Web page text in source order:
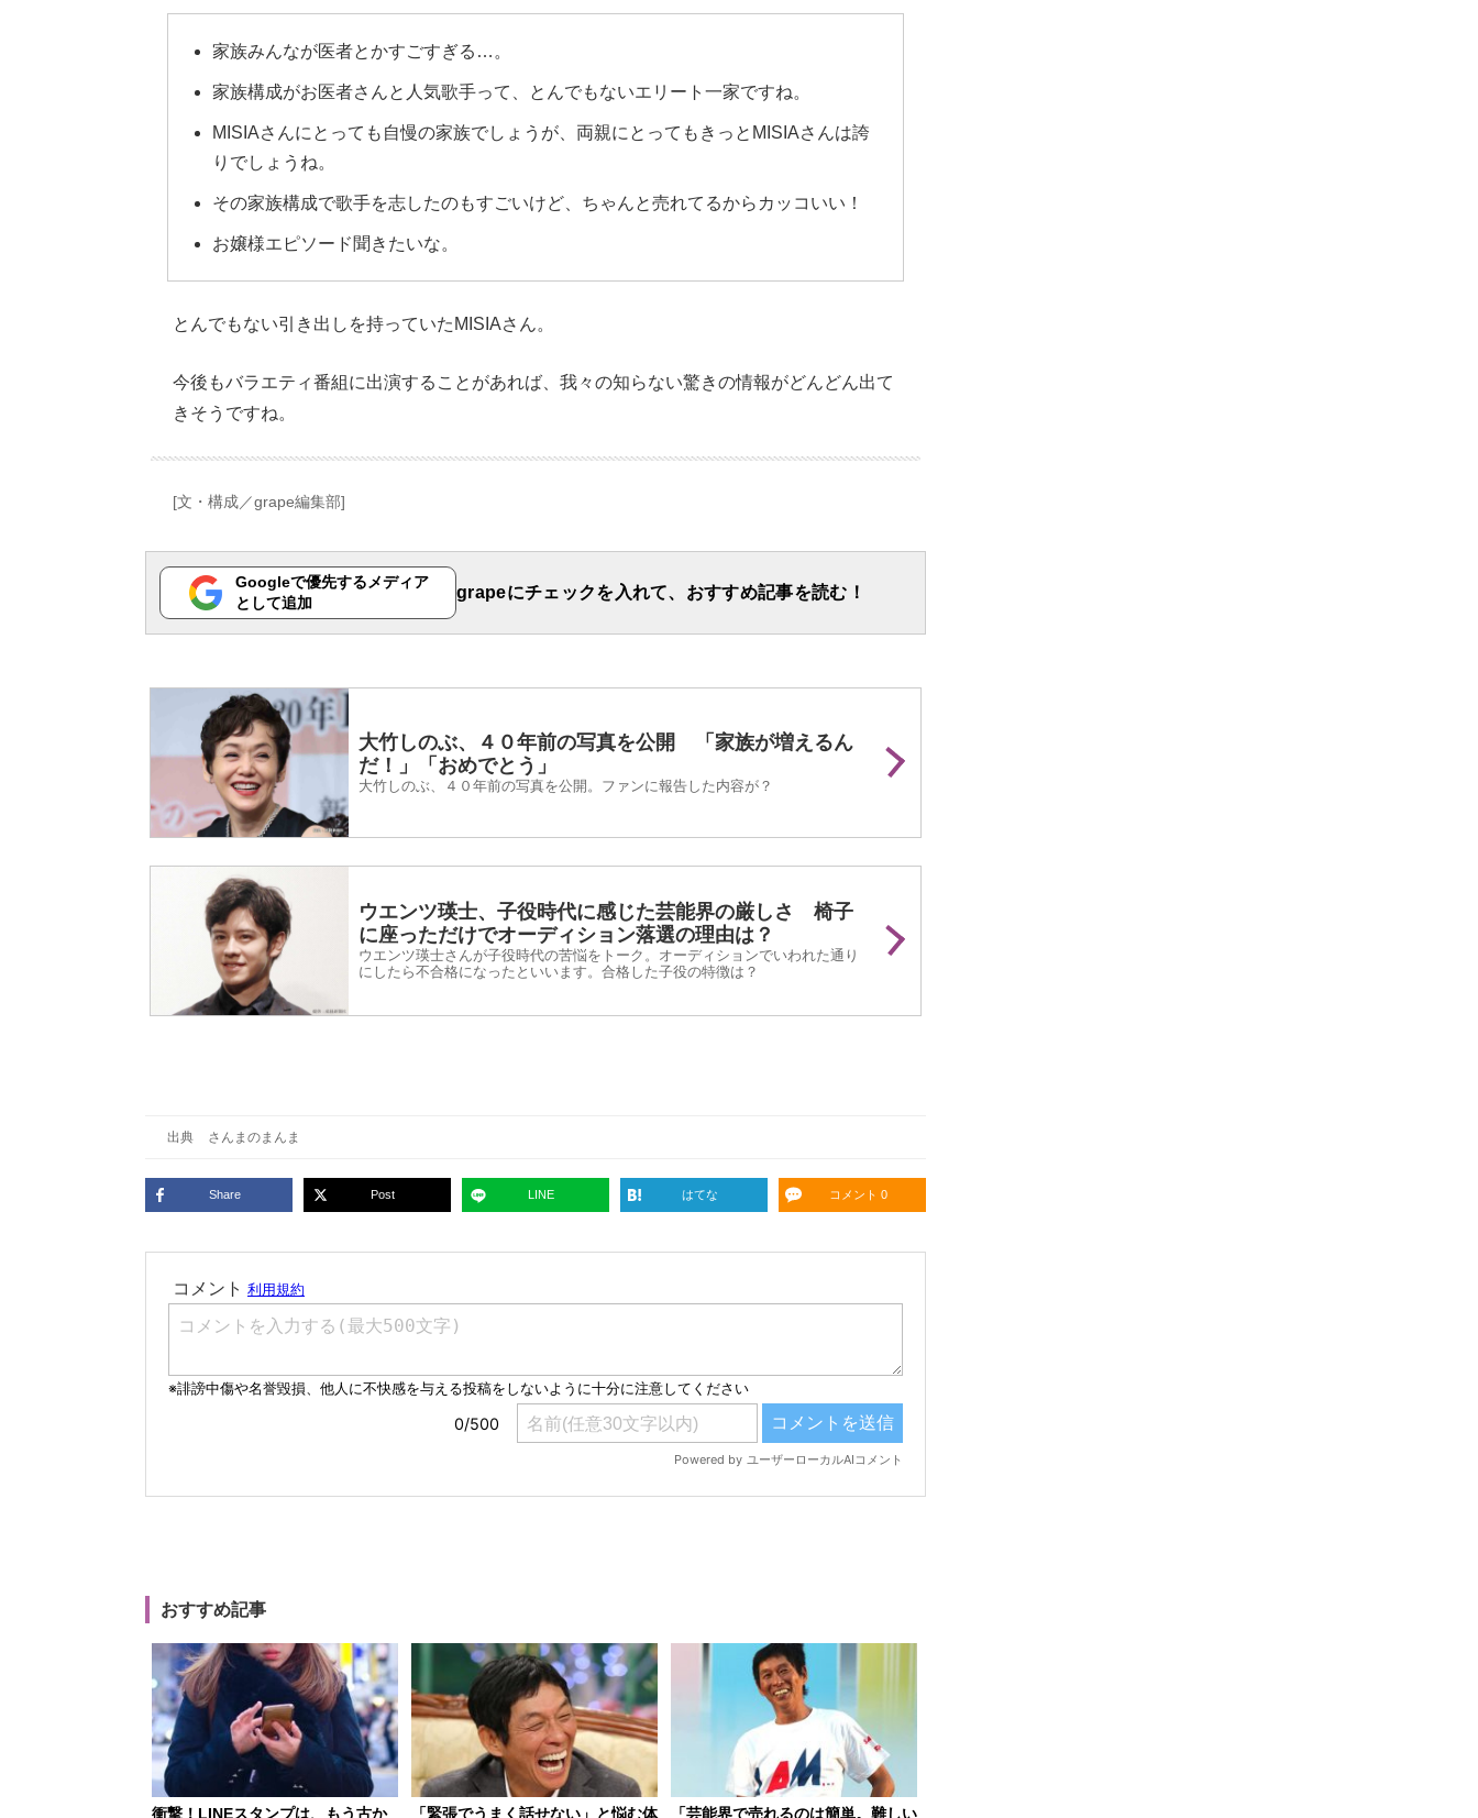
家族みんなが医者とかすごすぎる…。
家族構成がお医者さんと人気歌手って、とんでもないエリート一家ですね。
MISIAさんにとっても自慢の家族でしょうが、両親にとってもきっとMISIAさんは誇
りでしょうね。
その家族構成で歌手を志したのもすごいけど、ちゃんと売れてるからカッコいい！
お嬢様エピソード聞きたいな。
とんでもない引き出しを持っていたMISIAさん。
今後もバラエティ番組に出演することがあれば、我々の知らない驚きの情報がどんどん出て
きそうですね。
[文・構成／grape編集部]
Googleで優先するメディア
として追加
grapeにチェックを入れて、おすすめ記事を読む！
大竹しのぶ、４０年前の写真を公開 「家族が増えるん
だ！」「おめでとう」
大竹しのぶ、４０年前の写真を公開。ファンに報告した内容が？
ウエンツ瑛士、子役時代に感じた芸能界の厳しさ 椅子
に座っただけでオーディション落選の理由は？
ウエンツ瑛士さんが子役時代の苦悩をトーク。オーディションでいわれた通り
にしたら不合格になったといいます。合格した子役の特徴は？
出典 さんまのまんま
Share Post LINE はてな コメント 0
おすすめ記事
衝撃！LINEスタンプは、もう古か 「緊張でうまく話せない」と悩む体 「芸能界で売れるのは簡単。難しい